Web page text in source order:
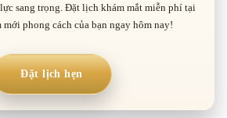
sang trọng. Đặt lịch khám mắt miễn phí tại
mới phong cách của bạn ngay hôm nay!
Đặt lịch hẹn